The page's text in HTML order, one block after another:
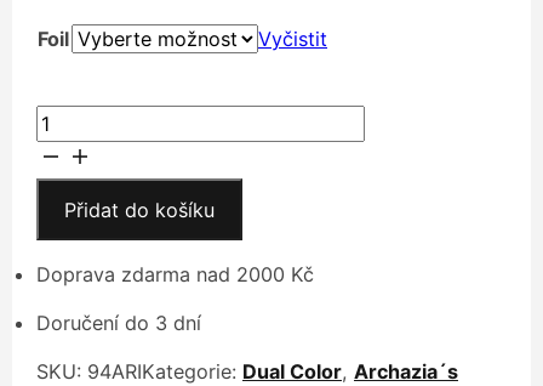
Foil Vyčistit
Mad
Hatter,
Unruly
Eccentric
množství
Přidat do košíku
Doprava zdarma nad 2000 Kč
Doručení do 3 dní
SKU: 94ARIKategorie: Dual Color, Archazia´s